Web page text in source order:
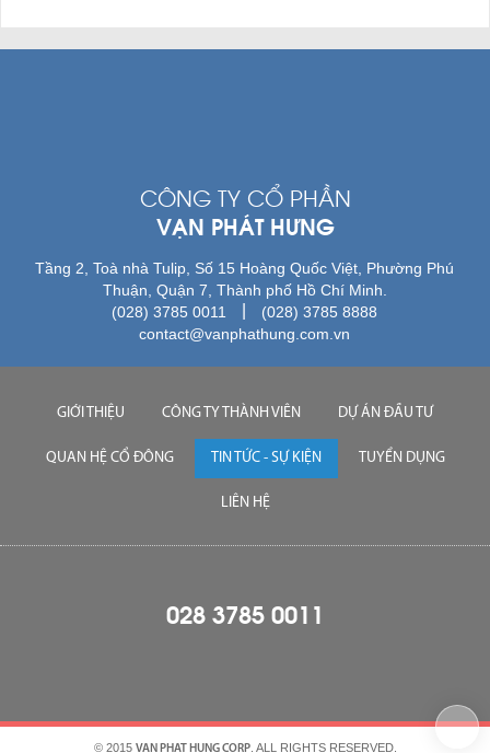
CÔNG TY CỔ PHẦN
VẠN PHÁT HƯNG
Tầng 2, Toà nhà Tulip, Số 15 Hoàng Quốc Việt, Phường Phú
Thuận, Quận 7, Thành phố Hồ Chí Minh.
(028) 3785 0011
(028) 3785 8888
contact@vanphathung.com.vn
GIỚI THIỆU CÔNG TY THÀNH VIÊN DỰ ÁN ĐẦU TƯ
QUAN HỆ CỔ ĐÔNG TIN TỨC - SỰ KIỆN TUYỂN DỤNG
LIÊN HỆ
028 3785 0011
© 2015 VAN PHAT HUNG CORP. ALL RIGHTS RESERVED.